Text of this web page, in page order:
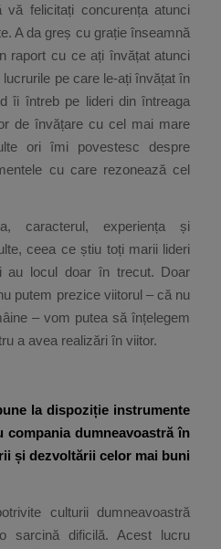
felicitați concurența atunci
A da greș cu grație înseamnă
raport cu ce ați învățat atunci
pe care le-ați învățat în
îi întreb pe lideri din întreaga
de învățare cu cel mai mare
ori îmi povestesc despre
cu care rezonează cel
caracterul, experiența și
ceea ce știu toți marii lideri
au locul doar în trecut. Doar
putem prezice viitorul – că nu
– vom putea să înțelegem
a avea realizări în viitor.
la dispoziție instrumente
dumneavoastră în
și dezvoltării celor mai buni
culturii dumneavoastră
sarcină dificilă. Acest lucru